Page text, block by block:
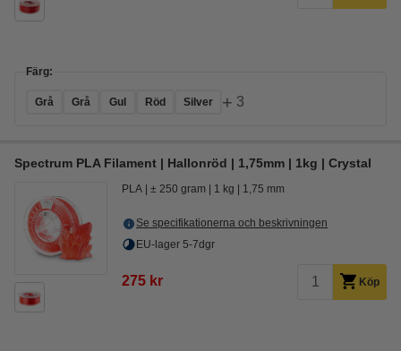
Färg:
Grå Grå Gul Röd Silver + 3
Spectrum PLA Filament | Hallonröd | 1,75mm | 1kg | Crystal
PLA ± 250 gram 1 kg 1,75 mm
Se specifikationerna och beskrivningen
EU-lager 5-7dgr
275 kr Köp